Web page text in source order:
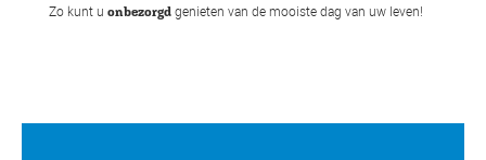
Zo kunt u onbezorgd genieten van de mooiste dag van uw leven!